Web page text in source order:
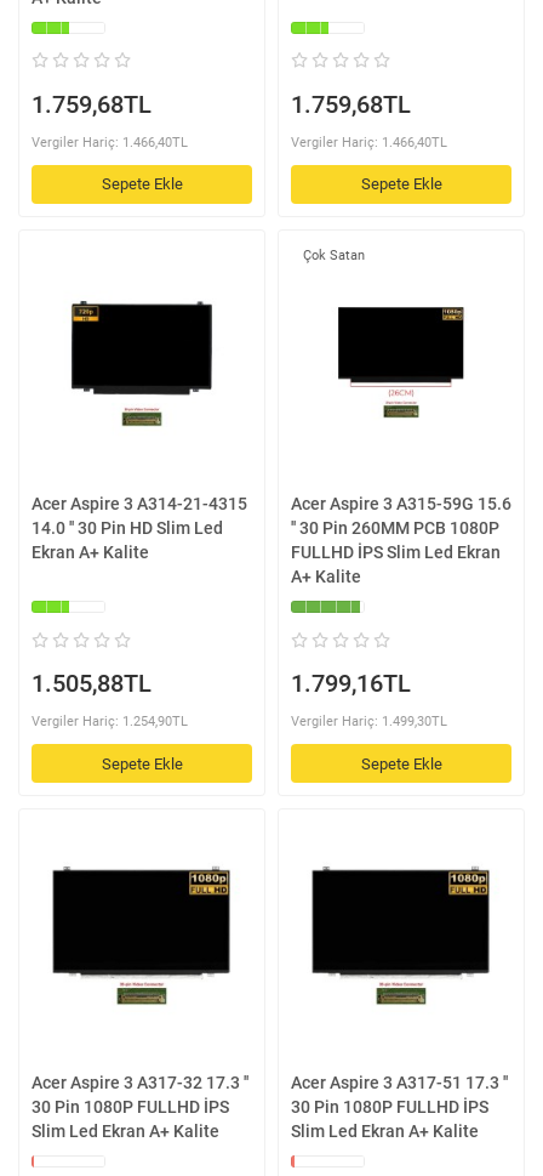
1.759,68TL
Vergiler Hariç: 1.466,40TL
Sepete Ekle
1.759,68TL
Vergiler Hariç: 1.466,40TL
Sepete Ekle
Acer Aspire 3 A314-21-4315
14.0 '' 30 Pin HD Slim Led
Ekran A+ Kalite
1.505,88TL
Vergiler Hariç: 1.254,90TL
Sepete Ekle
Çok Satan
Acer Aspire 3 A315-59G 15.6
'' 30 Pin 260MM PCB 1080P
FULLHD İPS Slim Led Ekran
A+ Kalite
1.799,16TL
Vergiler Hariç: 1.499,30TL
Sepete Ekle
Acer Aspire 3 A317-32 17.3 ''
30 Pin 1080P FULLHD İPS
Slim Led Ekran A+ Kalite
Acer Aspire 3 A317-51 17.3 ''
30 Pin 1080P FULLHD İPS
Slim Led Ekran A+ Kalite